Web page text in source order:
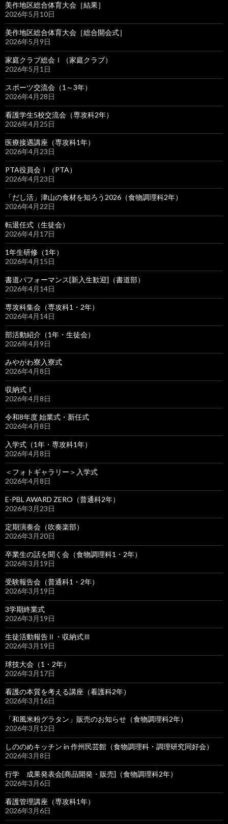
美作地区総合体育大会［結果］
2026年5月10日
美作地区総合体育大会［総合開会式］
2026年5月9日
家庭クラブ総会Ⅰ（家庭クラブ）
2026年5月1日
スポーツ交流会（1～3年）
2026年4月28日
看護学生5校交流会（専攻科2年）
2026年4月25日
医療接遇講座（専攻科1年）
2026年4月23日
PTA役員会Ⅰ（PTA）
2026年4月23日
「だし活」津山の食材を知ろう2026（食物調理科2年）
2026年4月22日
転退任式（生徒会）
2026年4月17日
1年生研修（1年）
2026年4月15日
書道パフォーマンス[新入生歓迎]（書道部）
2026年4月14日
専攻科集会（専攻科1・2年）
2026年4月14日
部活動紹介（1年・生徒会）
2026年4月9日
みやがわ寮入寮式
2026年4月8日
収納式Ⅰ
2026年4月8日
令和8年度 始業式・新任式
2026年4月8日
入学式（1年・専攻科1年）
2026年4月8日
＜フォトギャラリー＞入学式
2026年4月8日
E-PBL AWARD ZERO（普通科2年）
2026年3月23日
定期演奏会（吹奏楽部）
2026年3月20日
卒業生の話を聞く会（食物調理科1・2年）
2026年3月19日
受験報告会（普通科1・2年）
2026年3月19日
3学期終業式
2026年3月19日
生徒活動報告Ⅱ・収納式Ⅲ
2026年3月19日
球技大会（1・2年）
2026年3月17日
看護の本質を考える講座（看護科2年）
2026年3月16日
「和風米粉グラタン」販売のお知らせ（食物調理科2年）
2026年3月12日
しののめキッチン in 作州民芸館（食物調理科・調理研究同好会）
2026年3月8日
行学 成果発表会[商品開発・販売]（食物調理科2年）
2026年3月6日
看護管理講座（専攻科1年）
2026年3月6日